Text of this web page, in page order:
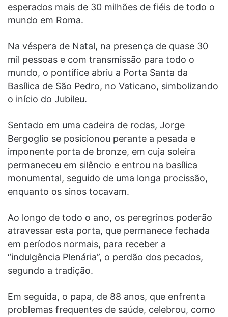
esperados mais de 30 milhões de fiéis de todo o
mundo em Roma.
Na véspera de Natal, na presença de quase 30
mil pessoas e com transmissão para todo o
mundo, o pontífice abriu a Porta Santa da
Basílica de São Pedro, no Vaticano, simbolizando
o início do Jubileu.
Sentado em uma cadeira de rodas, Jorge
Bergoglio se posicionou perante a pesada e
imponente porta de bronze, em cuja soleira
permaneceu em silêncio e entrou na basílica
monumental, seguido de uma longa procissão,
enquanto os sinos tocavam.
Ao longo de todo o ano, os peregrinos poderão
atravessar esta porta, que permanece fechada
em períodos normais, para receber a
“indulgência Plenária”, o perdão dos pecados,
segundo a tradição.
Em seguida, o papa, de 88 anos, que enfrenta
problemas frequentes de saúde, celebrou, como